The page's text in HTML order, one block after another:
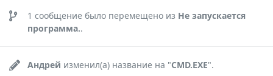
1 сообщение было перемещено из Не запускается
программа..
Андрей изменил(а) название на "CMD.EXE".